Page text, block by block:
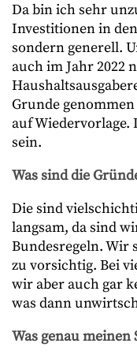
Da bin ich sehr
Investitionen in
sondern generell.
auch im Jahr 2022
Grunde
auf
sein.
Was sind die
Die sind
langsam, da sind
Bundesregeln. Wir
zu vorsichtig. Bei
wir aber auch gar
was dann
Was genau meinen